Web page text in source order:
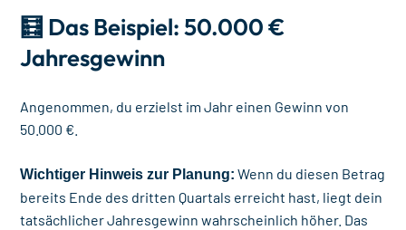
🧮 Das Beispiel: 50.000 €
Jahresgewinn
Angenommen, du erzielst im Jahr einen Gewinn von
50.000 €.
Wichtiger Hinweis zur Planung: Wenn du diesen Betrag
bereits Ende des dritten Quartals erreicht hast, liegt dein
tatsächlicher Jahresgewinn wahrscheinlich höher. Das